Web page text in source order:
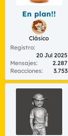
En plan!!
Clásico
Registro
20 Jul 2025
Mensajes
2.287
Reacciones
3.753